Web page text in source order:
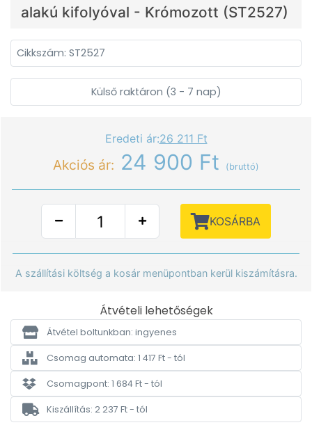
alakú kifolyóval - Krómozott (ST2527)
Cikkszám: ST2527
Külső raktáron (3 - 7 nap)
Eredeti ár:26 211 Ft
Akciós ár: 24 900 Ft (bruttó)
KOSÁRBA
A szállítási költség a kosár menüpontban kerül kiszámításra.
Átvételi lehetőségek
Átvétel boltunkban: ingyenes
Csomag automata: 1 417 Ft - tól
Csomagpont: 1 684 Ft - tól
Kiszállítás: 2 237 Ft - tól